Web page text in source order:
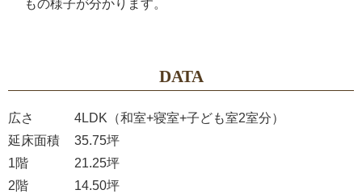
もの様子が分かります。
DATA
広さ
4LDK（和室+寝室+子ども室2室分）
延床面積
35.75坪
1階
21.25坪
2階
14.50坪